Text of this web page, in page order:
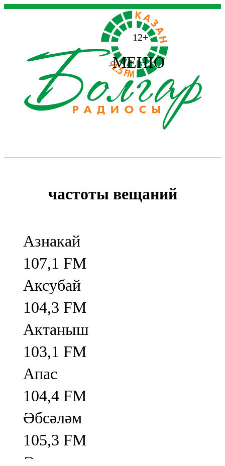
12+
МЕНЮ
частоты вещаний
Азнакай
107,1 FM
Аксубай
104,3 FM
Актаныш
103,1 FM
Апас
104,4 FM
Әбсәләм
105,3 FM
Әлмәт